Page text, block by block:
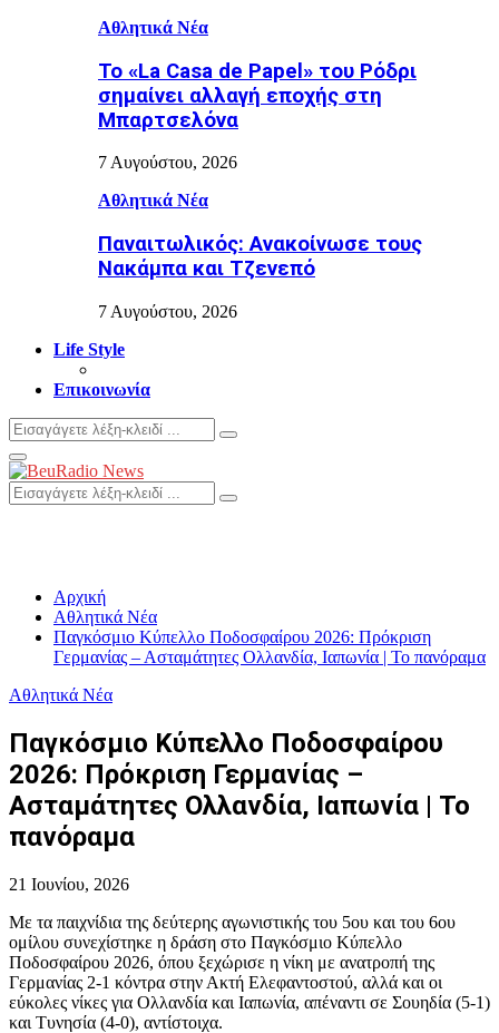
Αθλητικά Νέα
Το «La Casa de Papel» του Ρόδρι
σημαίνει αλλαγή εποχής στη
Μπαρτσελόνα
7 Αυγούστου, 2026
Αθλητικά Νέα
Παναιτωλικός: Ανακοίνωσε τους
Νακάμπα και Τζενεπό
7 Αυγούστου, 2026
Life Style
Επικοινωνία
Search
for:
Search
Primary
Menu
Search
for:
Search
Αρχική
Αθλητικά Νέα
Παγκόσμιο Κύπελλο Ποδοσφαίρου 2026: Πρόκριση
Γερμανίας – Ασταμάτητες Ολλανδία, Ιαπωνία | Το πανόραμα
Αθλητικά Νέα
Παγκόσμιο Κύπελλο Ποδοσφαίρου
2026: Πρόκριση Γερμανίας –
Ασταμάτητες Ολλανδία, Ιαπωνία | Το
πανόραμα
21 Ιουνίου, 2026
Με τα παιχνίδια της δεύτερης αγωνιστικής του 5ου και του 6ου
ομίλου συνεχίστηκε η δράση στο Παγκόσμιο Κύπελλο
Ποδοσφαίρου 2026, όπου ξεχώρισε η νίκη με ανατροπή της
Γερμανίας 2-1 κόντρα στην Ακτή Ελεφαντοστού, αλλά και οι
εύκολες νίκες για Ολλανδία και Ιαπωνία, απέναντι σε Σουηδία (5-1)
και Τυνησία (4-0), αντίστοιχα.